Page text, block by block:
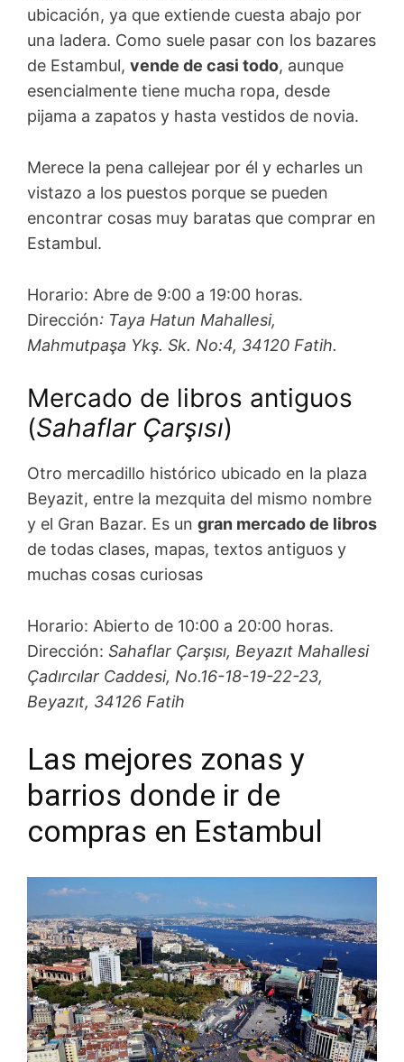
ubicación, ya que extiende cuesta abajo por
una ladera. Como suele pasar con los bazares
de Estambul, vende de casi todo, aunque
esencialmente tiene mucha ropa, desde
pijama a zapatos y hasta vestidos de novia.
Merece la pena callejear por él y echarles un
vistazo a los puestos porque se pueden
encontrar cosas muy baratas que comprar en
Estambul.
Horario: Abre de 9:00 a 19:00 horas.
Dirección: Taya Hatun Mahallesi,
Mahmutpaşa Ykş. Sk. No:4, 34120 Fatih.
Mercado de libros antiguos
(Sahaflar Çarşısı)
Otro mercadillo histórico ubicado en la plaza
Beyazit, entre la mezquita del mismo nombre
y el Gran Bazar. Es un gran mercado de libros
de todas clases, mapas, textos antiguos y
muchas cosas curiosas
Horario: Abierto de 10:00 a 20:00 horas.
Dirección: Sahaflar Çarşısı, Beyazıt Mahallesi
Çadırcılar Caddesi, No.16-18-19-22-23,
Beyazıt, 34126 Fatih
Las mejores zonas y
barrios donde ir de
compras en Estambul